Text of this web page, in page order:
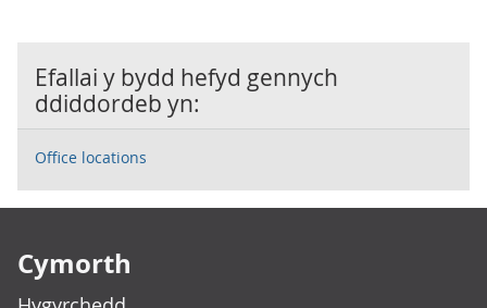
Efallai y bydd hefyd gennych
ddiddordeb yn:
Office locations
Cymorth